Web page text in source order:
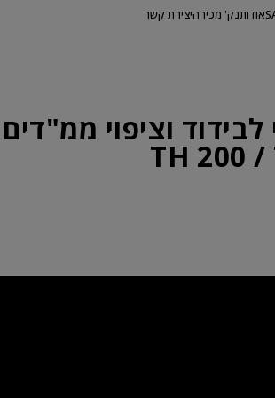
אודותנק' מכירהיצירת קשר
וציפוי